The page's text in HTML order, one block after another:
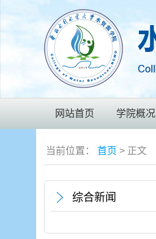
网站首页 学院概况
当前位置： 首页 > 正文
综合新闻